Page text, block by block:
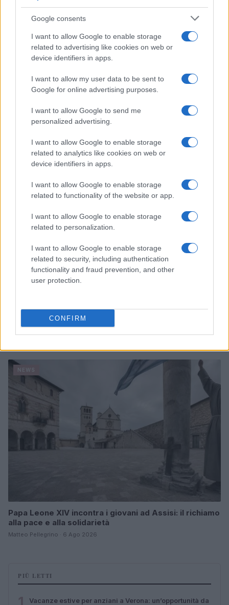
Google consents
I want to allow Google to enable storage
related to advertising like cookies on web or
device identifiers in apps.
I want to allow my user data to be sent to
Google for online advertising purposes.
I want to allow Google to send me
personalized advertising.
I want to allow Google to enable storage
related to analytics like cookies on web or
device identifiers in apps.
I want to allow Google to enable storage
related to functionality of the website or app.
I want to allow Google to enable storage
related to personalization.
I want to allow Google to enable storage
related to security, including authentication
functionality and fraud prevention, and other
user protection.
CONFIRM
Ministro dell’Economia preoccupato per le richieste di
riduzione delle tasse
Beatrice Beretta · 10 Ago 2026
NEWS
Papa Leone a Santa Maria degli Angeli: migliaia di
giovani per il meeting francescano
Papa Leone XIV incontra i giovani ad Assisi: il richiamo
alla pace e alla solidarietà
Matteo Pellegrino · 6 Ago 2026
PIÙ LETTI
Vacanze estive per anziani a Verona: un’opportunità da